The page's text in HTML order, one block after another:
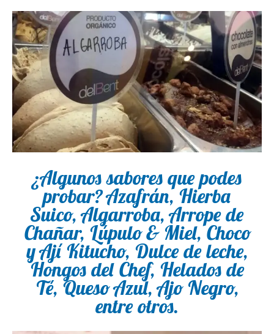
¿Algunos sabores que podes
probar? Azafrán, Hierba
Suico, Algarroba, Arrope de
Chañar, Lúpulo & Miel, Choco
y Ají Kitucho, Dulce de leche,
Hongos del Chef, Helados de
Té, Queso Azul, Ajo Negro,
entre otros.